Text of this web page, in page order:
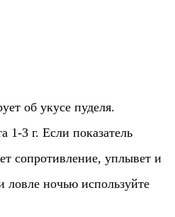
об укусе пуделя.
1-3 г. Если показатель
сопротивление, уплывет и
ночью используйте